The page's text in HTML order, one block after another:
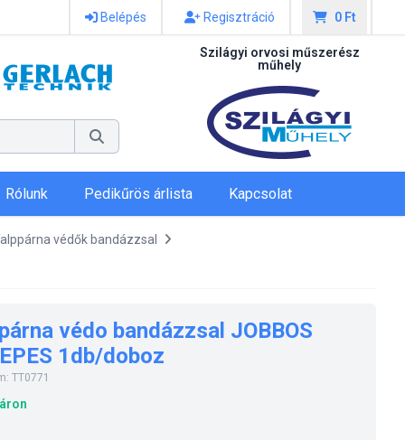
Belépés Regisztráció 0 Ft
Szilágyi orvosi műszerész
műhely
Rólunk Pedikűrös árlista Kapcsolat
védők bandázzsal
védo bandázzsal JOBBOS
1db/doboz
TT0771